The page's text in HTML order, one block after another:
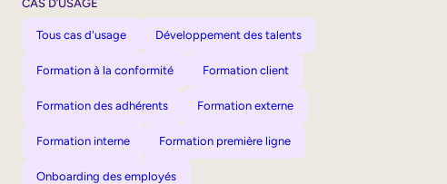
CAS D’USAGE
Tous cas d'usage Développement des talents
Formation à la conformité Formation client
Formation des adhérents Formation externe
Formation interne Formation première ligne
Onboarding des employés